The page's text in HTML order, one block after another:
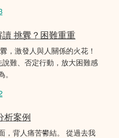
挑釁？困難重重
，激發人與人關係的火花！
難、否定行動，放大困難感
析案例
，背人痛苦鬰結。 從過去我